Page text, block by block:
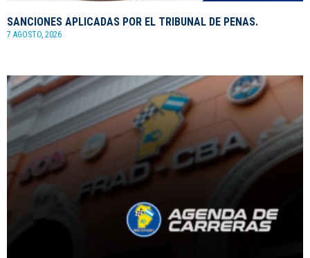
SANCIONES APLICADAS POR EL TRIBUNAL DE PENAS.
7 AGOSTO, 2026